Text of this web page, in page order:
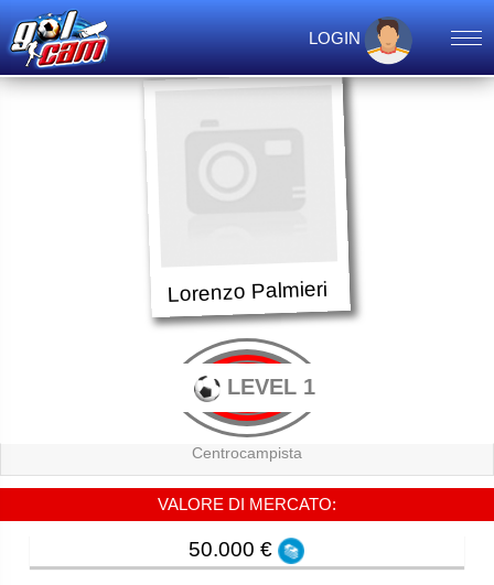
LOGIN
Lorenzo Palmieri
LEVEL 1
Centrocampista
VALORE DI MERCATO:
50.000 €